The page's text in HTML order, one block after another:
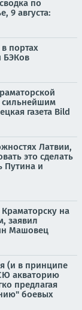
по
9 августа:
портах
БЭКов
сильнейшим
газета Bild
Латвии,
это сделать
Путина и
на
заявил
Машовец
(и в принципе
акваторию
предлагая
боевых